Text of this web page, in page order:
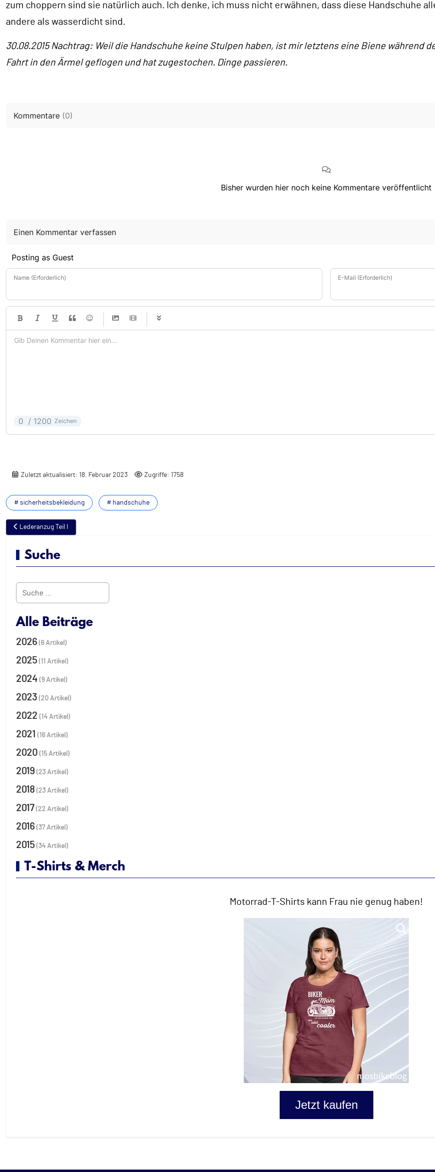
zum choppern sind sie natürlich auch. Ich denke, ich muss nicht erwähnen, dass diese Handschuhe
andere als wasserdicht sind.
30.08.2015 Nachtrag: Weil die Handschuhe keine Stulpen haben, ist mir letztens eine Biene während
Fahrt in den Ärmel geflogen und hat zugestochen. Dinge passieren.
Kommentare (0)
Bisher wurden hier noch keine Kommentare veröffentlicht
Einen Kommentar verfassen
Posting as Guest
Name (Erforderlich) E-Mail (Erforderlich)
-
-
-
0 / 1200 Zeichen
Zuletzt aktualisiert: 18. Februar 2023 Zugriffe: 1758
# sicherheitsbekleidung # handschuhe
Vorheriger Beitrag: Lederanzug Teil I
Lederanzug Teil I
Suche
Suchen
Alle Beiträge
2026 (6 Artikel)
2025 (11 Artikel)
2024 (9 Artikel)
2023 (20 Artikel)
2022 (14 Artikel)
2021 (16 Artikel)
2020 (15 Artikel)
2019 (23 Artikel)
2018 (23 Artikel)
2017 (22 Artikel)
2016 (37 Artikel)
2015 (34 Artikel)
T-Shirts & Merch
Motorrad-T-Shirts kann Frau nie genug haben!
Jetzt kaufen